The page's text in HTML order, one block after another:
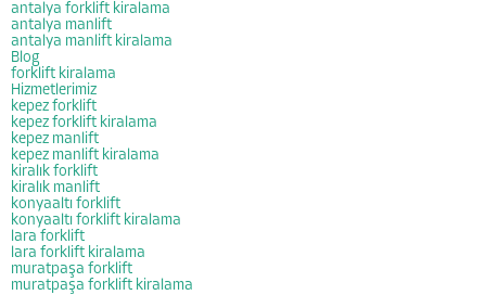
antalya forklift kiralama
antalya manlift
antalya manlift kiralama
Blog
forklift kiralama
Hizmetlerimiz
kepez forklift
kepez forklift kiralama
kepez manlift
kepez manlift kiralama
kiralık forklift
kiralık manlift
konyaaltı forklift
konyaaltı forklift kiralama
lara forklift
lara forklift kiralama
muratpaşa forklift
muratpaşa forklift kiralama